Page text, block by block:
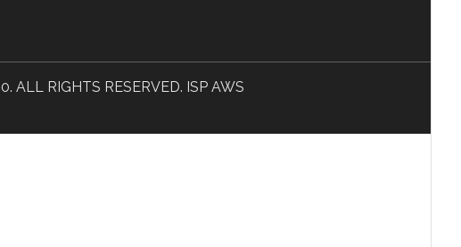
RIGHTS RESERVED. ISP AWS